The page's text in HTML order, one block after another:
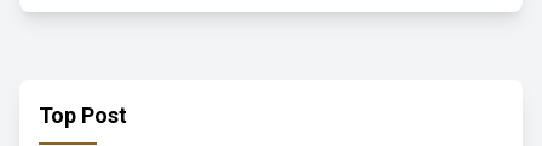
Top Post